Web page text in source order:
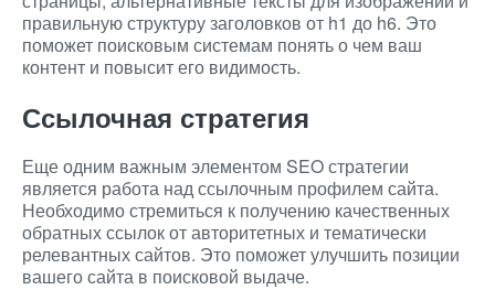
правильную структуру заголовков от h1 до h6. Это
поможет поисковым системам понять о чем ваш
контент и повысит его видимость.
Ссылочная стратегия
Еще одним важным элементом SEO стратегии
является работа над ссылочным профилем сайта.
Необходимо стремиться к получению качественных
обратных ссылок от авторитетных и тематически
релевантных сайтов. Это поможет улучшить позиции
вашего сайта в поисковой выдаче.